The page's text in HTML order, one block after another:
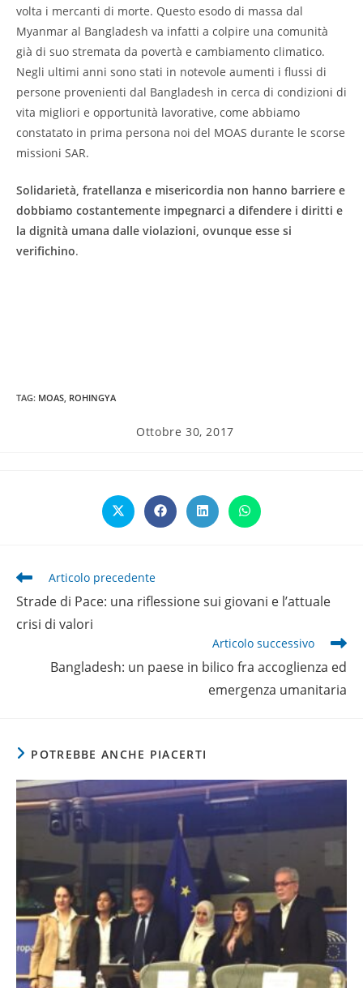
volta i mercanti di morte. Questo esodo di massa dal
Myanmar al Bangladesh va infatti a colpire una comunità
già di suo stremata da povertà e cambiamento climatico.
Negli ultimi anni sono stati in notevole aumenti i flussi di
persone provenienti dal Bangladesh in cerca di condizioni di
vita migliori e opportunità lavorative, come abbiamo
constatato in prima persona noi del MOAS durante le scorse
missioni SAR.
Solidarietà, fratellanza e misericordia non hanno barriere e
dobbiamo costantemente impegnarci a difendere i diritti e
la dignità umana dalle violazioni, ovunque esse si
verifichino.
TAG: MOAS ROHINGYA
Articolo
Ottobre 30, 2017
Opens
in
Opens
in
Opens
in
Opens
in
Leggi
articoli
Articolo precedente
Strade di Pace: una riflessione sui giovani e l’attuale
crisi di valori
Articolo successivo
Bangladesh: un paese in bilico fra accoglienza ed
emergenza umanitaria
POTREBBE ANCHE PIACERTI